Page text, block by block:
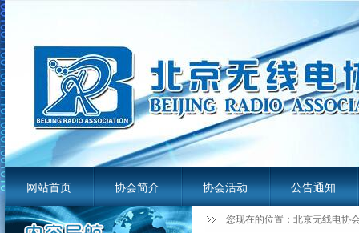
网站首页 协会简介 协会活动 公告通知
您现在的位置： 北京无线电协